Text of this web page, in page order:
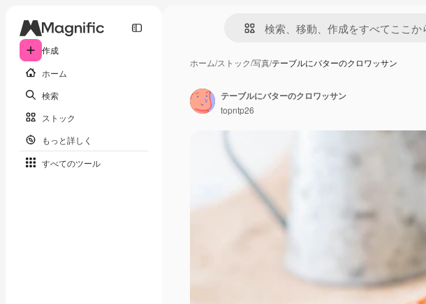
作成
ホーム
検索
ストック
もっと詳しく
すべてのツール
ホーム/ストック/写真/テーブルにバターのクロワッサン
テーブルにバターのクロワッサン
topntp26